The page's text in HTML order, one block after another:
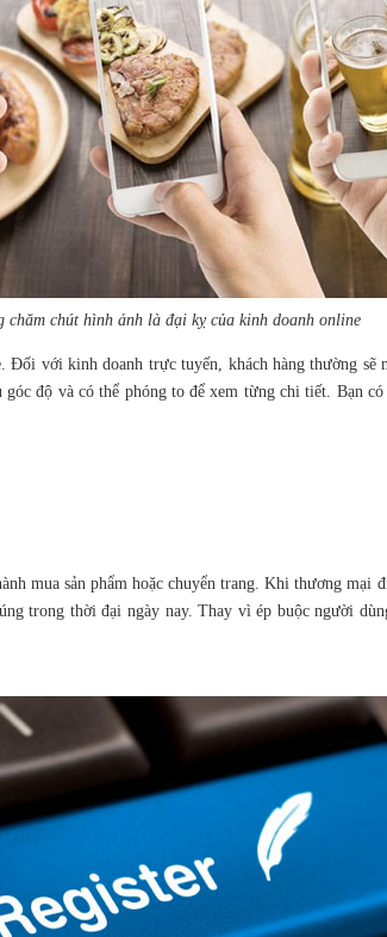
chăm chút hình ảnh là đại kỵ của kinh doanh online
với kinh doanh trực tuyến, khách hàng thường
độ và có thể phóng to để xem từng chi tiết. Bạn
mua sản phẩm hoặc chuyển trang. Khi thương
trong thời đại ngày nay. Thay vì ép buộc người